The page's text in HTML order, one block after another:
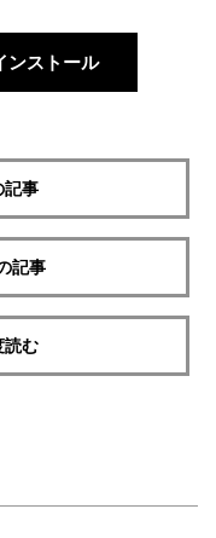
ンストール
記事
記事
読む